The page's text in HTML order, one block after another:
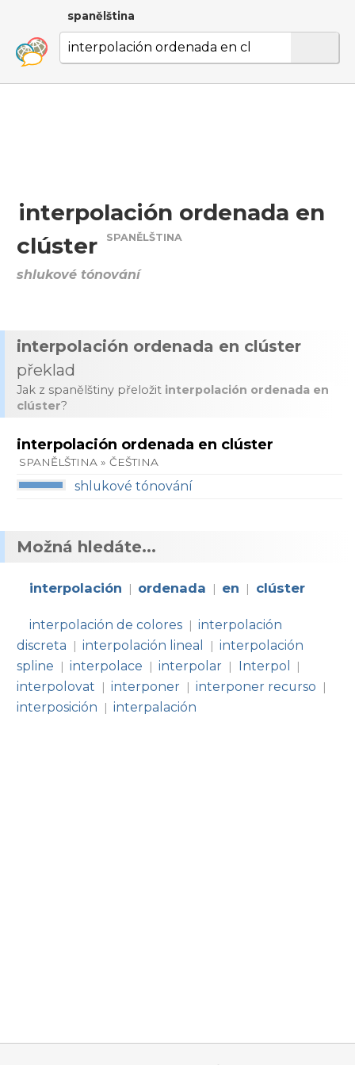
spanělština
interpolación ordenada en
clúster
SPANĚLŠTINA
shlukové tónování
interpolación ordenada en clúster
překlad
Jak z spanělštiny přeložit interpolación ordenada en
clúster?
interpolación ordenada en clúster
SPANĚLŠTINA » ČEŠTINA
shlukové tónování
Možná hledáte...
interpolación | ordenada | en | clúster
interpolación de colores | interpolación
discreta
| interpolación lineal | interpolación
spline
| interpolace | interpolar | Interpol |
interpolovat | interponer | interponer recurso |
interposición | interpalación